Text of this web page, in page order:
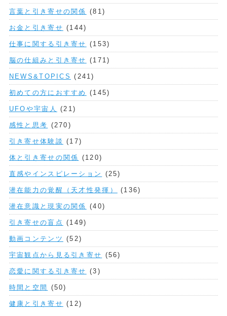
言葉と引き寄せの関係 (81)
お金と引き寄せ (144)
仕事に関する引き寄せ (153)
脳の仕組みと引き寄せ (171)
NEWS&TOPICS (241)
初めての方におすすめ (145)
UFOや宇宙人 (21)
感性と思考 (270)
引き寄せ体験談 (17)
体と引き寄せの関係 (120)
直感やインスピレーション (25)
潜在能力の覚醒（天才性発揮） (136)
潜在意識と現実の関係 (40)
引き寄せの盲点 (149)
動画コンテンツ (52)
宇宙観点から見る引き寄せ (56)
恋愛に関する引き寄せ (3)
時間と空間 (50)
健康と引き寄せ (12)